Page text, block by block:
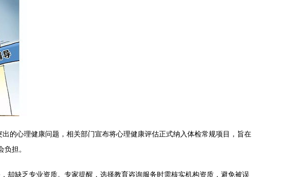
的心理健康问题，相关部门宣布将心理健康评估正式纳入体检常规项目，旨在
担。
却缺乏专业资质。专家提醒，选择教育咨询服务时需核实机构资质，避免被误